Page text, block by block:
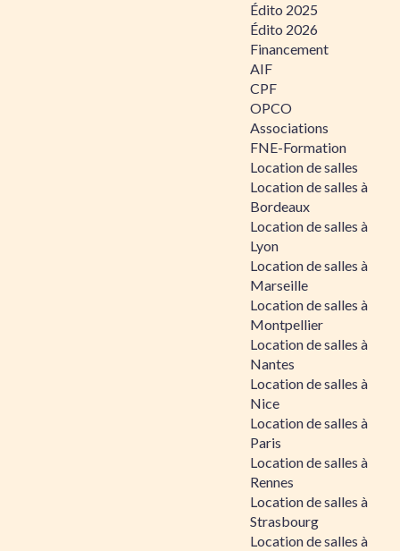
Édito 2025
Édito 2026
Financement
AIF
CPF
OPCO
Associations
FNE-Formation
Location de salles
Location de salles à
Bordeaux
Location de salles à
Lyon
Location de salles à
Marseille
Location de salles à
Montpellier
Location de salles à
Nantes
Location de salles à
Nice
Location de salles à
Paris
Location de salles à
Rennes
Location de salles à
Strasbourg
Location de salles à